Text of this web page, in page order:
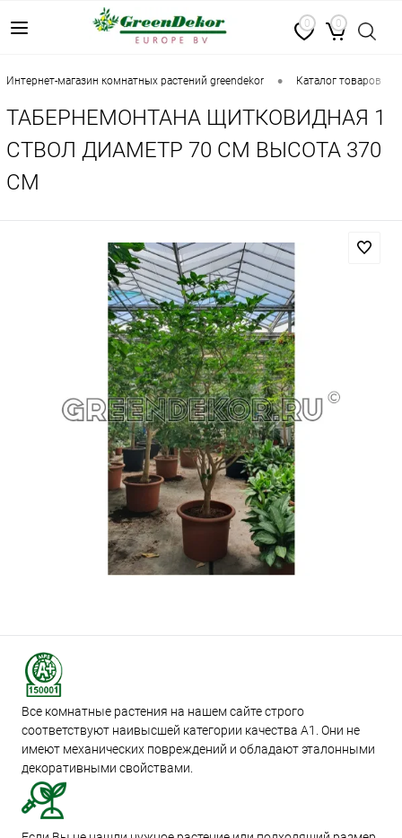
0 0
интернет-магазин комнатных растений greendekor • каталог товаров
ТАБЕРНЕМОНТАНА ЩИТКОВИДНАЯ 1
СТВОЛ ДИАМЕТР 70 СМ ВЫСОТА 370
СМ
Все комнатные растения на нашем сайте строго
соответствуют наивысшей категории качества А1. Они не
имеют механических повреждений и обладают эталонными
декоративными свойствами.